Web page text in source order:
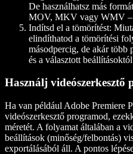
De használhatsz más
MOV, MKV vagy WMV –
Indítsd el a tömörítést:
elindíthatod a tömörítési
másodpercig, de akár több
és a választott
Használj videószerkesztő
Ha van például Adobe Premiere
videószerkesztő programod,
méretét. A folyamat általában a
beállítások (minőség/felbontás)
exportálásából áll. A pontos